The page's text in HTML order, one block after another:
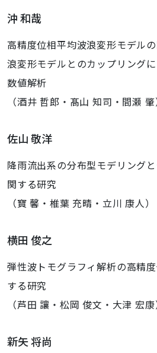
沖 和哉
高精度位相平均波浪変形モデル
浪変形モデルとのカップリング
数値解析
（酒井 哲郎・髙山 知司・間瀬 肇
佐山 敬洋
降雨流出系の分布型モデリング
関する研究
（寶 馨・椎葉 充晴・立川 康人）
横田 俊之
弾性波トモグラフィ解析の高精
する研究
（芦田 讓・松岡 俊文・大津 宏康
新矢 将尚